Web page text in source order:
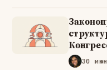
30